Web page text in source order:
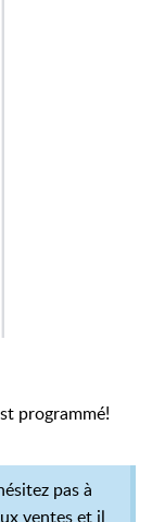
programmé!
pas à
ventes et il